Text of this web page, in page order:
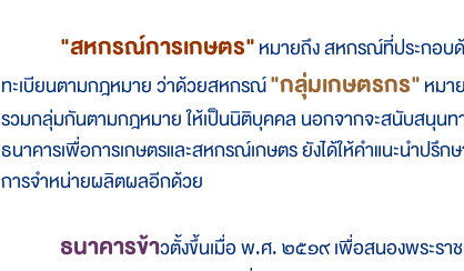
"สหกรณ์การเกษตร"หมายถึง สหกรณ์ที่ประกอบ
ทะเบียนตามกฎหมาย ว่าด้วยสหกรณ์"กลุ่มเกษตรกร"หมา
รวมกลุ่มกันตามกฎหมาย ให้เป็นนิติบุคคล นอกจากจะสนับสนุนท
ธนาคารเพื่อการเกษตรและสหกรณ์เกษตร ยังได้ให้คำแนะนำปรึ
การจำหน่ายผลิตผลอีกด้วย
ธนาคารข้าวตั้งขึ้นเมื่อ พ.ศ. ๒๕๑๙ เพื่อสนองพระรา